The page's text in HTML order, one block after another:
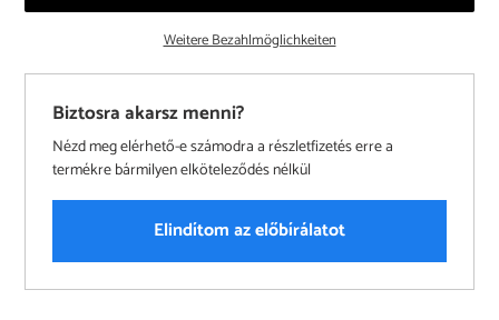
Weitere Bezahlmöglichkeiten
Biztosra akarsz menni?
Nézd meg elérhető-e számodra a részletfizetés erre a
termékre bármilyen elköteleződés nélkül
Elindítom az előbírálatot